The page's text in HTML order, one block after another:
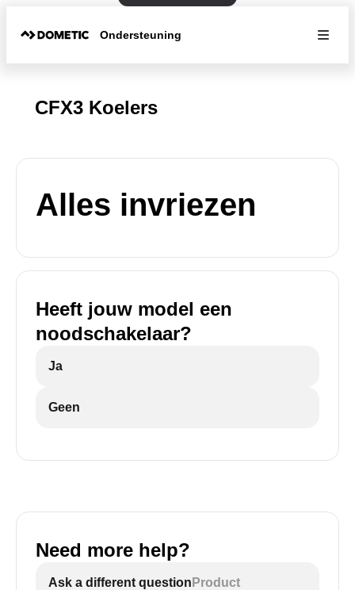
Ondersteuning
CFX3 Koelers
Alles invriezen
Heeft jouw model een
noodschakelaar?
Ja
Geen
Need more help?
Ask a different question Product